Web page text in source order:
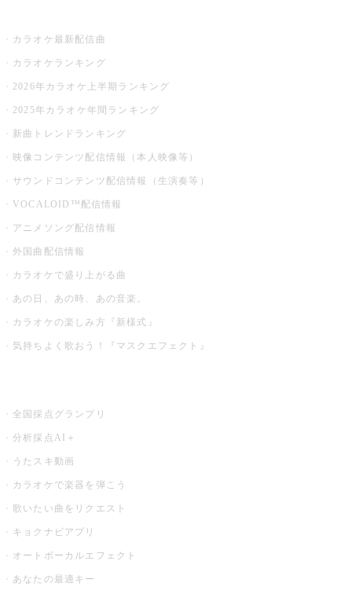
カラオケ最新配信曲
カラオケランキング
2026年カラオケ上半期ランキング
2025年カラオケ年間ランキング
新曲トレンドランキング
映像コンテンツ配信情報（本人映像等）
サウンドコンテンツ配信情報（生演奏等）
VOCALOID™配信情報
アニメソング配信情報
外国曲配信情報
カラオケで盛り上がる曲
あの日、あの時、あの音楽。
カラオケの楽しみ方『新様式』
気持ちよく歌おう！『マスクエフェクト』
全国採点グランプリ
分析採点AI＋
うたスキ動画
カラオケで楽器を弾こう
歌いたい曲をリクエスト
キョクナビアプリ
オートボーカルエフェクト
あなたの最適キー